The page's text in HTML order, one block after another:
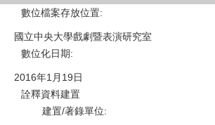
數位檔案存放位置:
國立中央大學戲劇暨表演研究室
數位化日期:
2016年1月19日
詮釋資料建置
建置/著錄單位: